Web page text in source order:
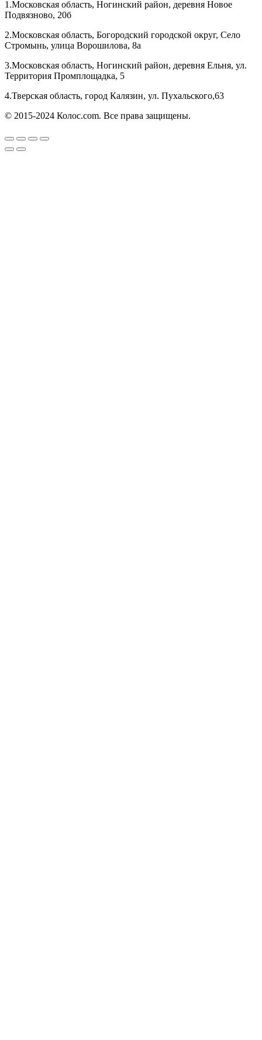
1.Московская область, Ногинский район, деревня Новое
Подвязново, 20б
2.Московская область, Богородский городской округ, Село
Стромынь, улица Ворошилова, 8а
3.Московская область, Ногинский район, деревня Ельня, ул.
Территория Промплощадка, 5
4.Тверская область, город Калязин, ул. Пухальского,63
© 2015-2024 Колос.com. Все права защищены.